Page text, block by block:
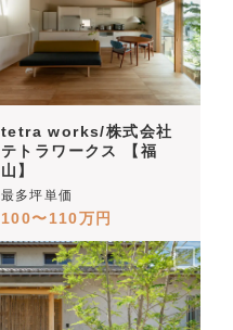
tetra works/株式会社
テトラワークス 【福
山】
最多坪単価
100〜110万円